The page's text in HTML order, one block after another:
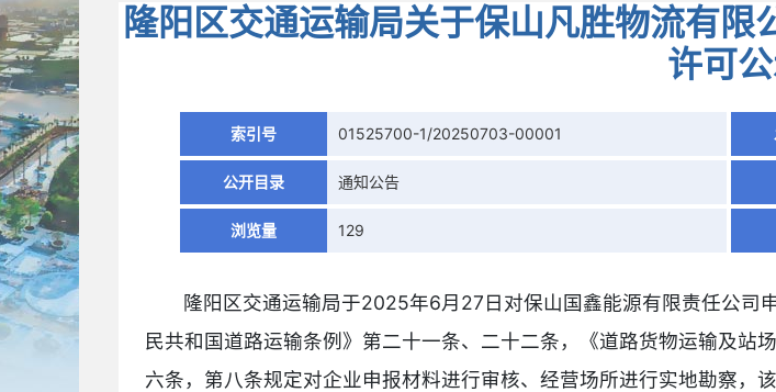
隆阳区交通运输局关于保山凡胜物流有
许可
索引号 01525700-1/20250703-00001
公开目录 通知公告
浏览量 129
隆阳区交通运输局于2025年6月27日对保山国鑫能源有限责任公司
民共和国道路运输条例》第二十一条、二十二条，《道路货物运输及
六条，第八条规定对企业申报材料进行审核、经营场所进行实地勘察，